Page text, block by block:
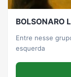
BOLSONARO
Entre nesse
esquerda